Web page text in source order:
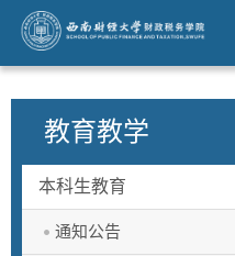
教育教学
本科生教育
通知公告